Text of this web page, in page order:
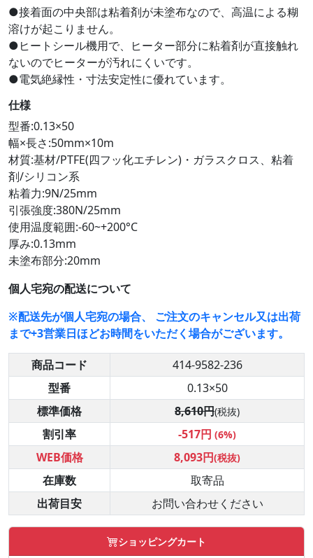
●接着面の中央部は粘着剤が未塗布なので、高温による糊
溶けが起こりません。
●ヒートシール機用で、ヒーター部分に粘着剤が直接触れ
ないのでヒーターが汚れにくいです。
●電気絶縁性・寸法安定性に優れています。
仕様
型番:0.13×50
幅×長さ:50mm×10m
材質:基材/PTFE(四フッ化エチレン)・ガラスクロス、粘着
剤/シリコン系
粘着力:9N/25mm
引張強度:380N/25mm
使用温度範囲:-60~+200°C
厚み:0.13mm
未塗布部分:20mm
個人宅宛の配送について
※配送先が個人宅宛の場合、 ご注文のキャンセル又は出荷
まで+3営業日ほどお時間をいただく場合がございます。
商品コード
414-9582-236
型番
0.13×50
標準価格
8,610円(税抜)
割引率 -517円 (6%)
WEB価格 8,093円(税抜)
在庫数
取寄品
出荷目安
お問い合わせください
ショッピングカート